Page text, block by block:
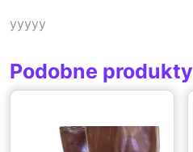
yyyyy
Podobne produkty